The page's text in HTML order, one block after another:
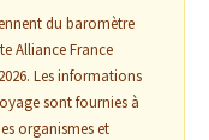
du baromètre
Alliance France
Les informations
sont fournies à
organismes et